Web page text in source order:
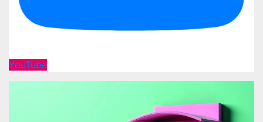
YouTube